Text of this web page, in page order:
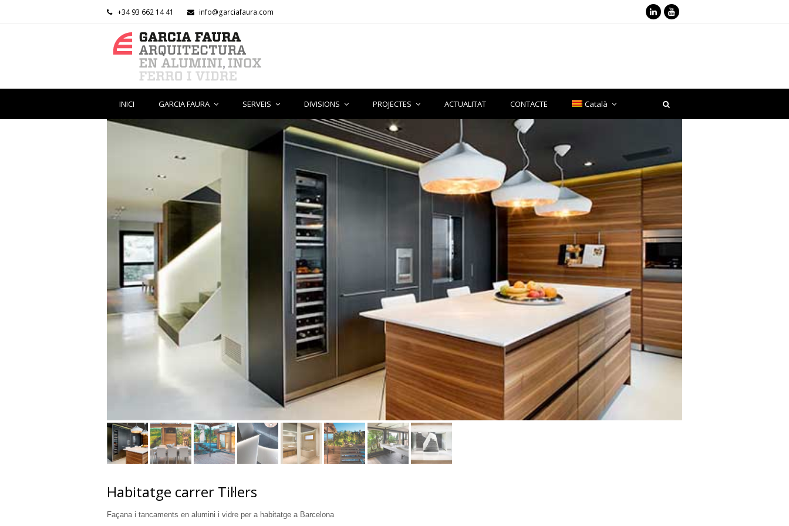
+34 93 662 14 41 info@garciafaura.com LinkedInYoutube
INICI GARCIA FAURA SERVEIS DIVISIONS PROJECTES ACTUALITAT CONTACTE Català
Habitatge carrer Til·lers
Façana i tancaments en alumini i vidre per a habitatge a Barcelona